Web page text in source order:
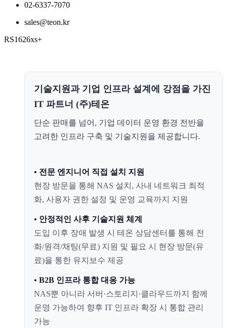
02-6337-7070
sales@teon.kr
RS1626xs+
기술지원과 기업 인프라 설계에 강점을 가진
IT 파트너 (주)테온
단순 판매를 넘어, 기업 데이터 운영 환경 전반을
고려한 인프라 구축 및 기술지원을 제공합니다.
• 전문 엔지니어 직접 설치 지원
현장 방문을 통해 NAS 설치, 사내 네트워크 최적
화, 사용자 권한 설정 및 운영 교육까지 지원
• 안정적인 사후 기술지원 체계
도입 이후 장애 발생 시 테온 상담센터를 통해 전
화/원격/채팅(무료) 지원 및 필요 시 현장 방문(유
료)을 통한 유지보수 제공
• B2B 인프라 통합 대응 가능
NAS뿐 아니라 서버·스토리지·클라우드까지 함께
운영 가능하여 향후 IT 인프라 확장 시 통합 관리
가능